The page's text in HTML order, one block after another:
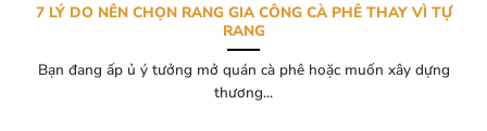
7 LÝ DO NÊN CHỌN RANG GIA CÔNG CÀ PHÊ THAY VÌ TỰ
RANG
Bạn đang ấp ủ ý tưởng mở quán cà phê hoặc muốn xây dựng
thương...